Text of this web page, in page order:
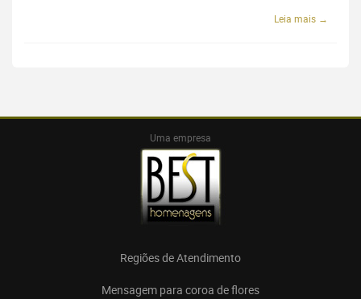
Leia mais →
Uma empresa
Regiões de Atendimento
Mensagem para coroa de flores